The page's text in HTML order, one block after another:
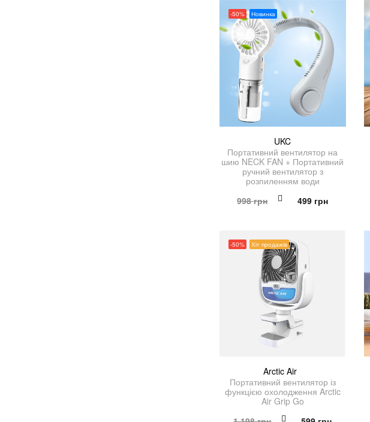
-50% Новинка
UKC
Портативний вентилятор на
шию NECK FAN + Портативний
ручний вентилятор з
розпиленням води
998грн
Оригінальна
499 грнПоточна
-50% Хіт продажів
Arctic Air
Портативний вентилятор із
функцією охолодження Arctic
Air Grip Go
ОригінальнаПоточна